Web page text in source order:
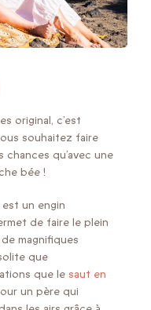
original, c’est
souhaitez faire
chances qu’avec une
bée !
un engin
de faire le plein
magnifiques
que
que le saut en
un père qui